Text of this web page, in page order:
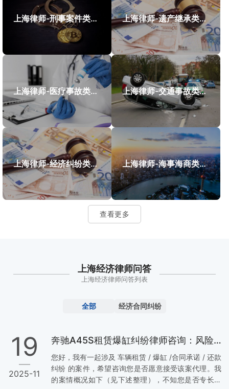
上海律师-刑事案件类案例 上海律师-遗产继承类案件案例
上海律师-医疗事故类案件案例 上海律师-交通事故类案件案例
上海律师-经济纠纷类案件案例 上海律师-海事海商类案件案例
查看更多
上海经济律师问答
上海经济律师问答列表
全部 经济合同纠纷
19
2025-11
奔驰A45S租赁爆缸纠纷律师咨询：风险代理，胜诉付费
您好，我有一起涉及 车辆租赁 / 爆缸 /合同承诺 / 还款
纠纷 的案件，希望咨询您是否愿意接受该案代理。我
的案情概况如下（见下述整理），不知您是否专长这